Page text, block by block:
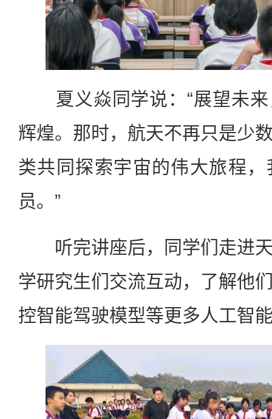
夏义焱同学说：“展望未来
辉煌。那时，航天不再只是少
类共同探索宇宙的伟大旅程
员。”
听完讲座后，同学们走进天
学研究生们交流互动，了解他
控智能驾驶模型等更多人工智